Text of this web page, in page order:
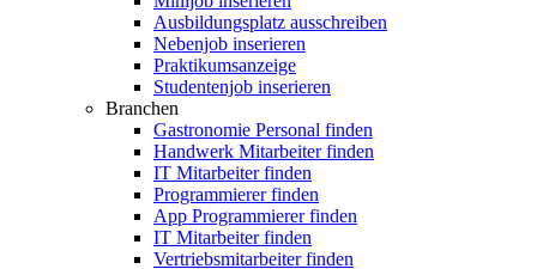
Ausbildungsplatz ausschreiben
Nebenjob inserieren
Praktikumsanzeige
Studentenjob inserieren
Branchen
Gastronomie Personal finden
Handwerk Mitarbeiter finden
IT Mitarbeiter finden
Programmierer finden
App Programmierer finden
IT Mitarbeiter finden
Vertriebsmitarbeiter finden